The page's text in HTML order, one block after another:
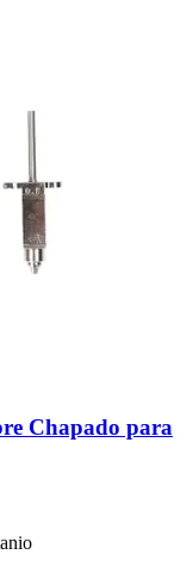
Chapado para